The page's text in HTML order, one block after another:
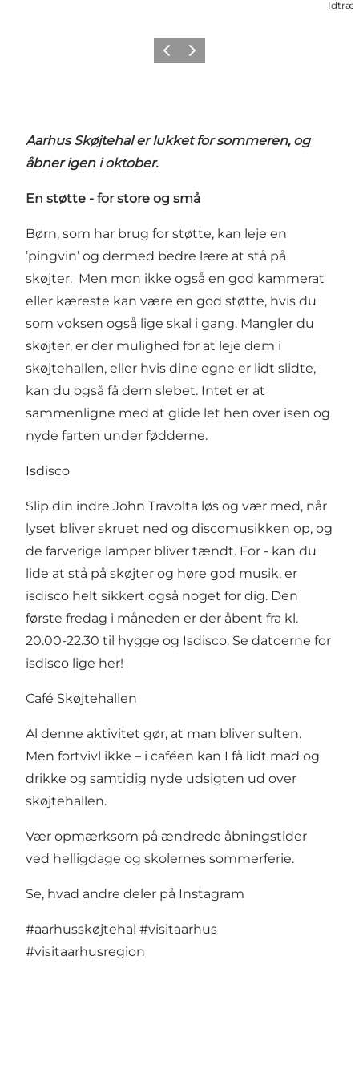
ForrigeNæste
Aarhus Skøjtehal er lukket for sommeren, og
åbner igen i oktober.
En støtte - for store og små
Børn, som har brug for støtte, kan leje en
’pingvin’ og dermed bedre lære at stå på
skøjter. Men mon ikke også en god kammerat
eller kæreste kan være en god støtte, hvis du
som voksen også lige skal i gang. Mangler du
skøjter, er der mulighed for at leje dem i
skøjtehallen, eller hvis dine egne er lidt slidte,
kan du også få dem slebet. Intet er at
sammenligne med at glide let hen over isen og
nyde farten under fødderne.
Isdisco
Slip din indre John Travolta løs og vær med, når
lyset bliver skruet ned og discomusikken op, og
de farverige lamper bliver tændt. For - kan du
lide at stå på skøjter og høre god musik, er
isdisco helt sikkert også noget for dig. Den
første fredag i måneden er der åbent fra kl.
20.00-22.30 til hygge og Isdisco. Se datoerne for
isdisco lige her!
Café Skøjtehallen
Al denne aktivitet gør, at man bliver sulten.
Men fortvivl ikke – i caféen kan I få lidt mad og
drikke og samtidig nyde udsigten ud over
skøjtehallen.
Vær opmærksom på ændrede åbningstider
ved helligdage og skolernes sommerferie.
Se, hvad andre deler på Instagram
#aarhusskøjtehal #visitaarhus
#visitaarhusregion